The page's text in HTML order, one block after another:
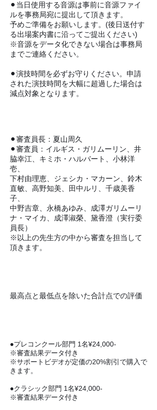
⚫︎当日使用する音源は事前に音源ファイ
ルを事務局宛に提出して頂きます。
予めご準備をお願いします。(後日送付す
る出場案内書に沿ってご提出ください)
※音源をデータ化できない場合は事務局
までご連絡ください。
​⚫︎演技時間を必ずお守りください。申請
された演技時間を大幅に超過した場合は
減点対象となります。
​⚫︎審査員長：夏山周久
⚫︎審査員：イルギス・ガリムーリン、井
脇幸江、キミホ・ハルバート、小林洋
壱、
下村由理恵、ジェシカ・マカーン、鈴木
直敏、高野知美、田中ルリ、千歳美香
子、
中野吉章、永橋あゆみ、成澤ガリムーリ
ナ・マイカ、成澤淑榮、黛香澄（実行委
員長）
​※以上の先生方の中から審査を担当して
頂きます。
​最高点と最低点を除いた合計点での評価
●プレコンクール部門 1名¥24,000-
※審査結果データ付き
※サポートビデオが定価の20%割引で購入で
きます。
●クラシック部門 1名¥24,000-
※審査結果データ付き